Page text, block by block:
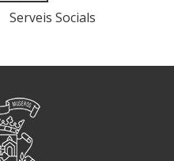
Serveis Socials